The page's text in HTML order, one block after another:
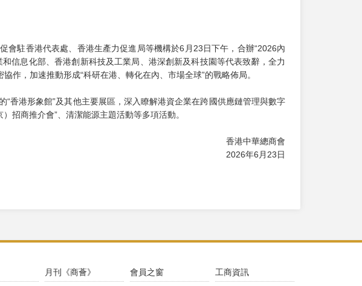
會駐香港代表處、香港生產力促進局等機構於6月23日下午，合辦“2026內
信息化部、香港創新科技及工業局、港深創新及科技園等代表致辭，全力
作，加速推動形成“科研在港、轉化在內、市場全球”的戰略佈局。
香港形象館”及其他主要展區，深入瞭解港資企業在跨國供應鏈管理與數字
招商推介會”、清潔能源主題活動等多項活動。
香港中華總商會
2026年6月23日
月刊《商薈》 會員之窗 工商資訊